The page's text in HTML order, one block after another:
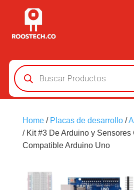
Búsqueda
de
productos
Home/ Placas de desarrollo/
/ Kit #3 De Arduino y Sensores
Compatible Arduino Uno